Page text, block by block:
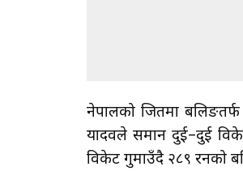
नेपालको जितमा बलिङतर्फ
यादवले समान दुई–दुई
विकेट गुमाउँदै २८९ रनको